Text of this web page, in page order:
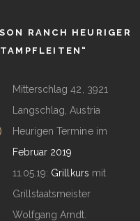
RANCH HEURIGER
Mitterschlag 42, 3921
Langschlag, Austria
Heurigen Termine im
Februar 2019
11.05.19: Grillkurs mit
Grillstaatsmeister
Wolfgang Arndt.